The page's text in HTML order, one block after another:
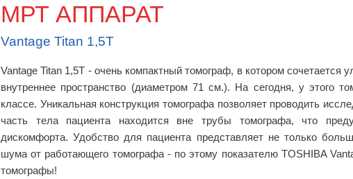
МРТ АППАРАТ
Vantage Titan 1,5Т
Vantage Titan 1,5Т - очень компактный томограф, в котором сочетается
внутреннее пространство (диаметром 71 см.). На сегодня, у этого
классе. Уникальная конструкция томографа позволяет проводить
часть тела пациента находится вне трубы томографа, что
дискомфорта. Удобство для пациента представляет не только
шума от работающего томографа - по этому показателю TOSHIBA
томографы!